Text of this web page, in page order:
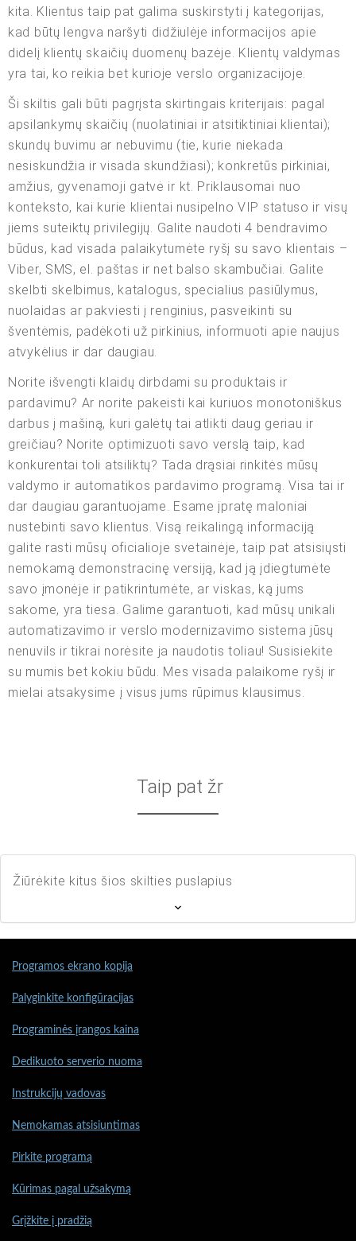
kita. Klientus taip pat galima suskirstyti į kategorijas,
kad būtų lengva naršyti didžiulėje informacijos apie
didelį klientų skaičių duomenų bazėje. Klientų valdymas
yra tai, ko reikia bet kurioje verslo organizacijoje.
Ši skiltis gali būti pagrįsta skirtingais kriterijais: pagal
apsilankymų skaičių (nuolatiniai ir atsitiktiniai klientai);
skundų buvimu ar nebuvimu (tie, kurie niekada
nesiskundžia ir visada skundžiasi); konkretūs pirkiniai,
amžius, gyvenamoji gatvė ir kt. Priklausomai nuo
konteksto, kai kurie klientai nusipelno VIP statuso ir visų
jiems suteiktų privilegijų. Galite naudoti 4 bendravimo
būdus, kad visada palaikytumėte ryšį su savo klientais –
Viber, SMS, el. paštas ir net balso skambučiai. Galite
skelbti skelbimus, katalogus, specialius pasiūlymus,
nuolaidas ar pakviesti į renginius, pasveikinti su
šventėmis, padėkoti už pirkinius, informuoti apie naujus
atvykėlius ir dar daugiau.
Norite išvengti klaidų dirbdami su produktais ir
pardavimu? Ar norite pakeisti kai kuriuos monotoniškus
darbus į mašiną, kuri galėtų tai atlikti daug geriau ir
greičiau? Norite optimizuoti savo verslą taip, kad
konkurentai toli atsiliktų? Tada drąsiai rinkitės mūsų
valdymo ir automatikos pardavimo programą. Visa tai ir
dar daugiau garantuojame. Esame įpratę maloniai
nustebinti savo klientus. Visą reikalingą informaciją
galite rasti mūsų oficialioje svetainėje, taip pat atsisiųsti
nemokamą demonstracinę versiją, kad ją įdiegtumėte
savo įmonėje ir patikrintumėte, ar viskas, ką jums
sakome, yra tiesa. Galime garantuoti, kad mūsų unikali
automatizavimo ir verslo modernizavimo sistema jūsų
nenuvils ir tikrai norėsite ja naudotis toliau! Susisiekite
su mumis bet kokiu būdu. Mes visada palaikome ryšį ir
mielai atsakysime į visus jums rūpimus klausimus.
Taip pat žr
Žiūrėkite kitus šios skilties puslapius
Programos ekrano kopija
Palyginkite konfigūracijas
Programinės įrangos kaina
Dedikuoto serverio nuoma
Instrukcijų vadovas
Nemokamas atsisiuntimas
Pirkite programą
Kūrimas pagal užsakymą
Grįžkite į pradžią